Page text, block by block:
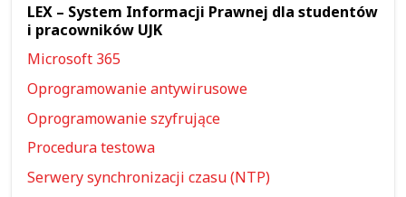
LEX – System Informacji Prawnej dla studentów
i pracowników UJK
Microsoft 365
Oprogramowanie antywirusowe
Oprogramowanie szyfrujące
Procedura testowa
Serwery synchronizacji czasu (NTP)